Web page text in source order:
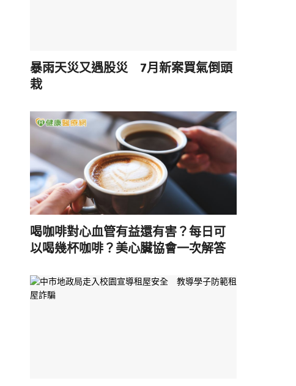
暴雨天災又遇股災 7月新案買氣倒頭
栽
喝咖啡對心血管有益還有害？每日可
以喝幾杯咖啡？美心臟協會一次解答